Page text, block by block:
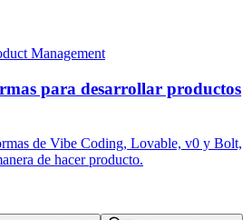
Management
para desarrollar productos
de Vibe Coding, Lovable, v0 y Bolt,
de hacer producto.